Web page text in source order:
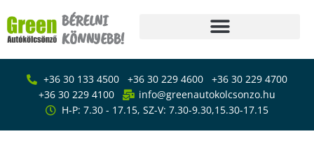
to
BÉRELNI
KÖNNYEBB!
Főoldal
Bérlés
Furgon – kisteherautó
bérlés
+36 30 133 4500 +36 30 229 4600
+36 30 229 4700
+36 30 229 4100
info@greenautokolcsonzo.hu
H-P: 7.30 - 17.15, SZ-V: 7.30-9.30,15.30-17.15